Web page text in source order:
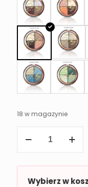
18 w magazynie
Cienie
Revers
Smoky
Wybierz w